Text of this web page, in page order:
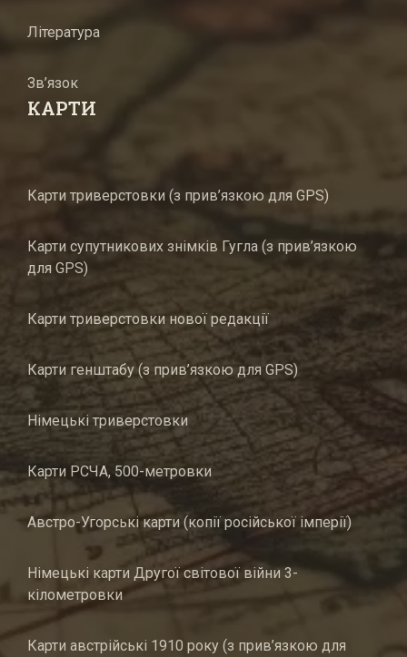
Література
Зв’язок
КАРТИ
Карти триверстовки (з прив’язкою для GPS)
Карти супутникових знімків Гугла (з прив’язкою
для GPS)
Карти триверстовки нової редакції
Карти генштабу (з прив’язкою для GPS)
Німецькі триверстовки
Карти РСЧА, 500-метровки
Австро-Угорські карти (копії російської імперії)
Німецькі карти Другої світової війни 3-
кілометровки
Карти австрійські 1910 року (з прив’язкою для